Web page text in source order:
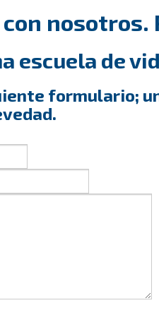
nosotros.
escuela de
formulario;